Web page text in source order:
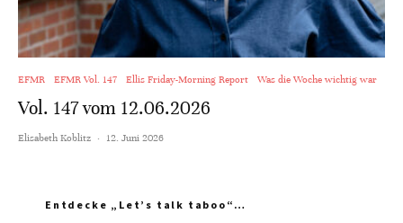
EFMR EFMR Vol. 147 Ellis Friday-Morning Report Was die Woche wichtig war
Vol. 147 vom 12.06.2026
Elisabeth Koblitz · 12. Juni 2026
Entdecke „Let’s talk taboo“…